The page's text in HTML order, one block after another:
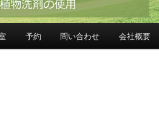
予約 問い合わせ 会社概要